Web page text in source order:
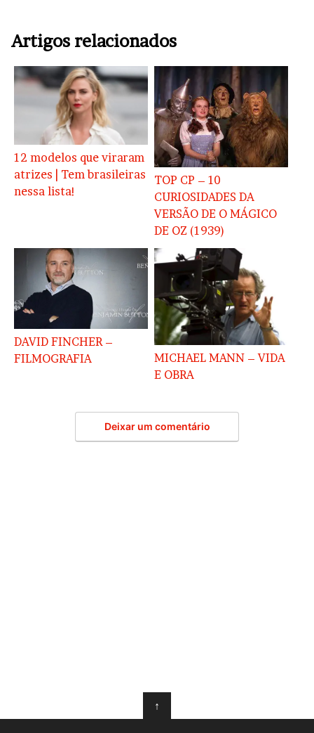
Artigos relacionados
12 modelos que viraram
atrizes | Tem brasileiras
nessa lista!
TOP CP – 10
CURIOSIDADES DA
VERSÃO DE O MÁGICO
DE OZ (1939)
DAVID FINCHER –
FILMOGRAFIA
MICHAEL MANN – VIDA
E OBRA
Deixar um comentário
↑